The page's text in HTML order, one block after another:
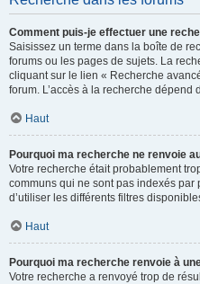
Comment puis-je effectuer une
Saisissez un terme dans la boîte de
forums ou les pages de sujets. La
cliquant sur le lien « Recherche
forum. L’accès à la recherche dépend
Haut
Pourquoi ma recherche ne renvoie
Votre recherche était probablement
communs qui ne sont pas indexés par
d’utiliser les différents filtres
Haut
Pourquoi ma recherche renvoie à
Votre recherche a renvoyé trop de